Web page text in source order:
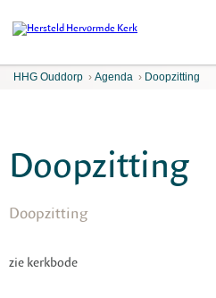
HHG Ouddorp › Agenda › Doopzitting
Doopzitting
Doopzitting
zie kerkbode